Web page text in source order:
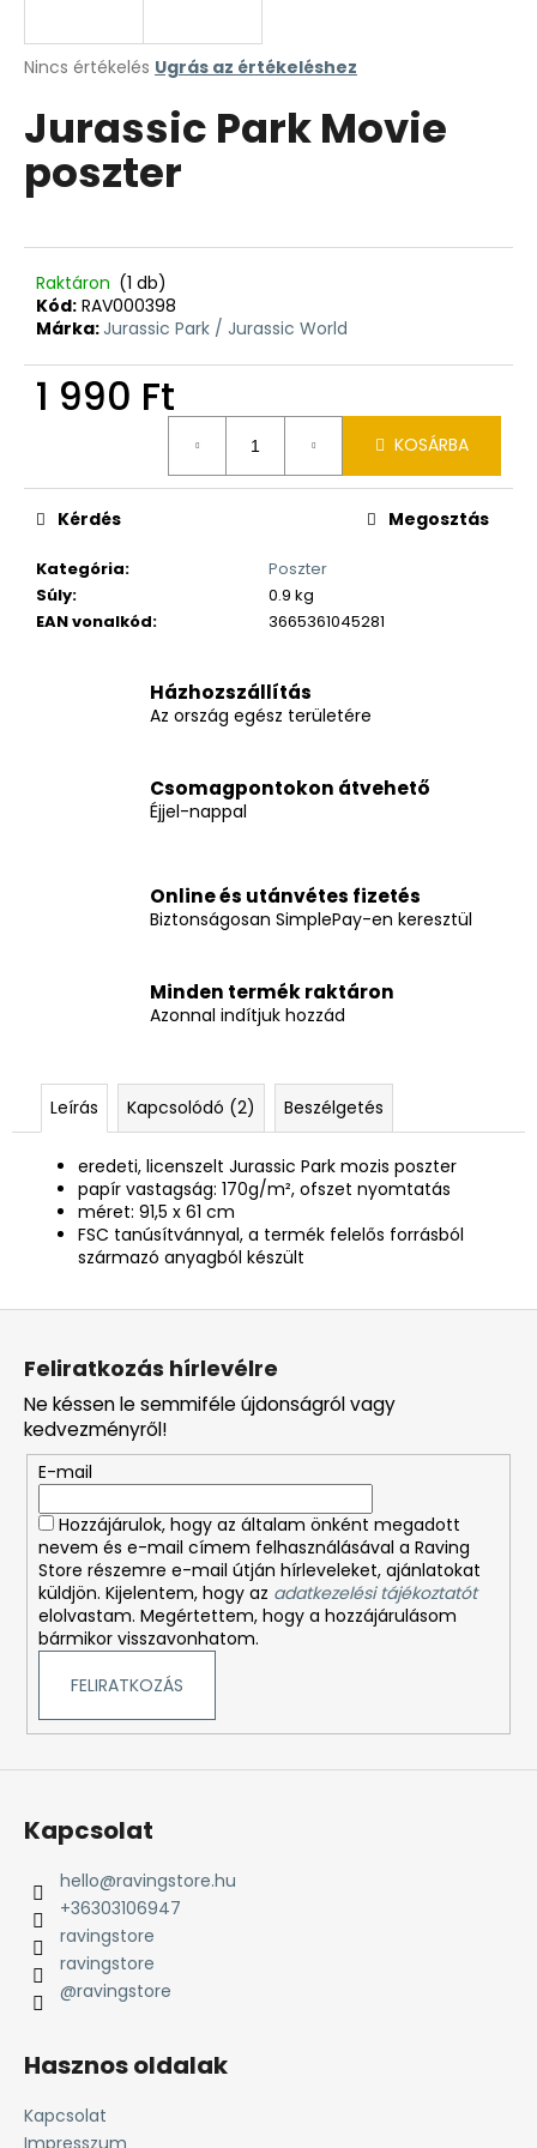
A
átlagos
értékelése
ből
0,0
Nincs értékelés Ugrás az értékeléshez
Jurassic Park Movie
poszter
Raktáron (1 db)
Kód: RAV000398
Márka:Jurassic Park / Jurassic World
1 990 Ft
KOSÁRBA
Kategória:
Poszter
Súly:
0.9 kg
EAN vonalkód: 3665361045281
Kérdés Megosztás
Házhozszállítás
Az ország egész területére
Csomagpontokon átvehető
Éjjel-nappal
Online és utánvétes fizetés
Biztonságosan SimplePay-en keresztül
Minden termék raktáron
Azonnal indítjuk hozzád
Leírás Kapcsolódó (2) Beszélgetés
eredeti, licenszelt Jurassic Park mozis poszter
papír vastagság: 170g/m², ofszet nyomtatás
méret: 91,5 x 61 cm
FSC tanúsítvánnyal, a termék felelős forrásból
származó anyagból készült
Feliratkozás hírlevélre
Ne késsen le semmiféle újdonságról vagy
kedvezményről!
E-mail
Hozzájárulok, hogy az általam önként megadott
nevem és e-mail címem felhasználásával a Raving
Store részemre e-mail útján hírleveleket, ajánlatokat
küldjön. Kijelentem, hogy az adatkezelési tájékoztatót
elolvastam. Megértettem, hogy a hozzájárulásom
bármikor visszavonhatom.
FELIRATKOZÁS
Kapcsolat
hello@ravingstore.hu
+36303106947
ravingstore
ravingstore
@ravingstore
Hasznos oldalak
Kapcsolat
Impresszum